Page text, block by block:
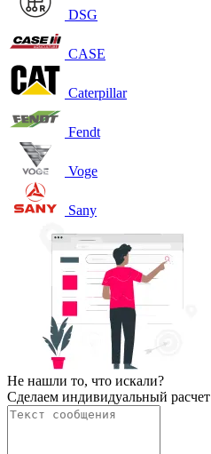
DSG
CASE
Caterpillar
Fendt
Voge
Sany
Не нашли то, что искали?
Сделаем индивидуальный расчет